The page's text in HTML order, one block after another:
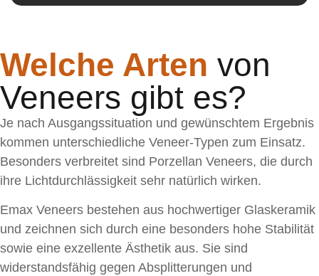
Welche Arten von
Veneers gibt es?
Je nach Ausgangssituation und gewünschtem Ergebnis
kommen unterschiedliche Veneer-Typen zum Einsatz.
Besonders verbreitet sind Porzellan Veneers, die durch
ihre Lichtdurchlässigkeit sehr natürlich wirken.
Emax Veneers bestehen aus hochwertiger Glaskeramik
und zeichnen sich durch eine besonders hohe Stabilität
sowie eine exzellente Ästhetik aus. Sie sind
widerstandsfähig gegen Absplitterungen und